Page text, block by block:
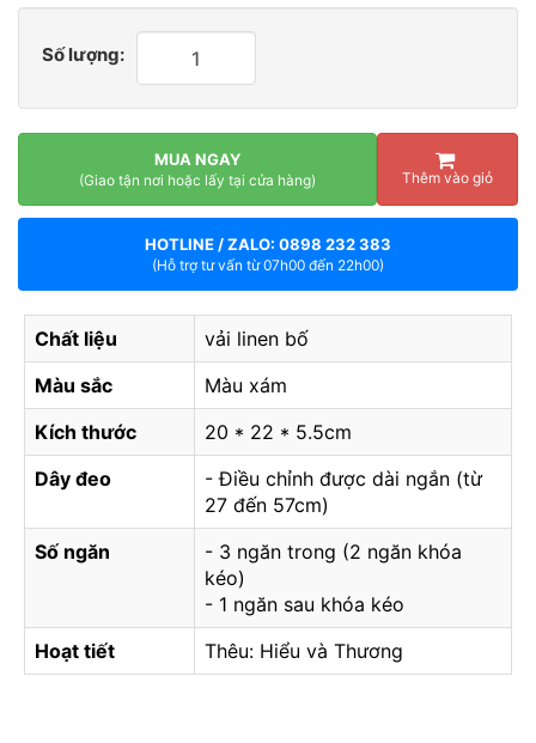
Số lượng:
MUA NGAY
(Giao tận nơi hoặc lấy tại cửa hàng) Thêm vào giỏ
HOTLINE / ZALO: 0898 232 383
(Hỗ trợ tư vấn từ 07h00 đến 22h00)
Chất liệu
vải linen bố
Màu sắc
Màu xám
Kích thước
20 * 22 * 5.5cm
Dây đeo
- Điều chỉnh được dài ngắn (từ
27 đến 57cm)
Số ngăn
- 3 ngăn trong (2 ngăn khóa
kéo)
- 1 ngăn sau khóa kéo
Hoạt tiết
Thêu: Hiểu và Thương